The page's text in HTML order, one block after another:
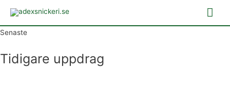
Senaste
Tidigare uppdrag